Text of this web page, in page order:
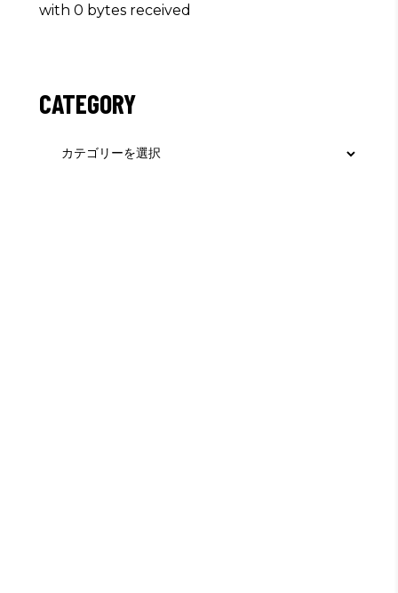
with 0 bytes received
CATEGORY
Category